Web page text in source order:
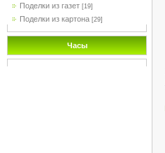
Поделки из газет [19]
Поделки из картона [29]
Часы